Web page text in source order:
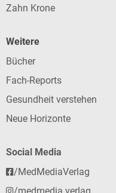
Zahn Krone
Weitere
Bücher
Fach-Reports
Gesundheit verstehen
Neue Horizonte
Social Media
/MedMediaVerlag